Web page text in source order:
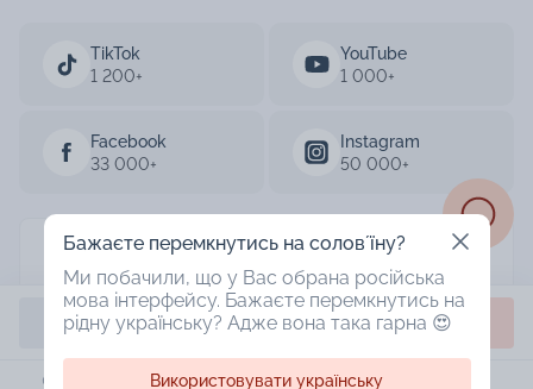
Забрать в магазине Купить
TikTok
1 200+
YouTube
1 000+
Facebook
33 000+
Instagram
50 000+
AURUM 2003-2026
Designed by
Бажаєте перемкнутись на соловʼїну?
Ми побачили, що у Вас обрана російська
мова інтерфейсу. Бажаєте перемкнутись на
рідну українську? Адже вона така гарна 😍
Використовувати українську